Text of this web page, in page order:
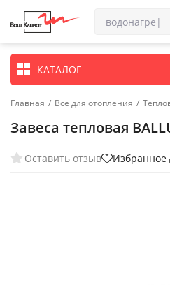
КАТАЛОГ
Главная / Всё для отопления /
Завеса тепловая
Оставить отзыв Избранное